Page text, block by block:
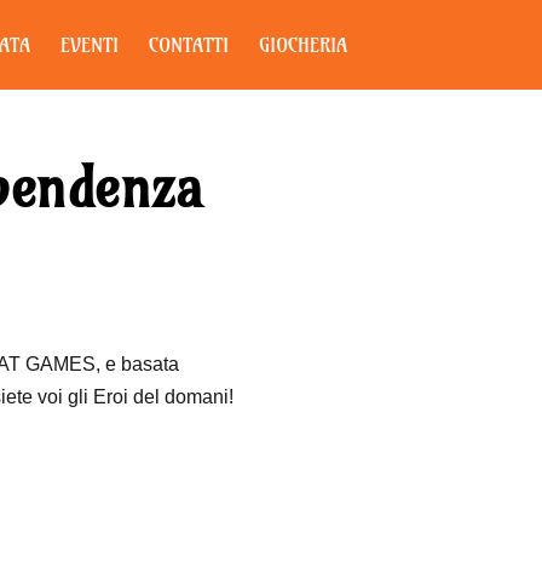
EVENTI CONTATTI GIOCHERIA
GAMES, e basata
voi gli Eroi del domani!